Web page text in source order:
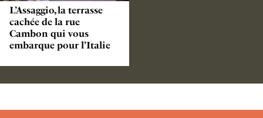
L’Assaggio, la terrasse
cachée de la rue
Cambon qui vous
embarque pour l’Italie